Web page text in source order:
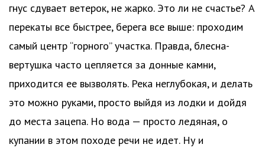
гнус сдувает ветерок, не жарко. Это ли не счастье? А
перекаты все быстрее, берега все выше: проходим
самый центр “горного” участка. Правда, блесна-
вертушка часто цепляется за донные камни,
приходится ее вызволять. Река неглубокая, и делать
это можно руками, просто выйдя из лодки и дойдя
до места зацепа. Но вода — просто ледяная, о
купании в этом походе речи не идет. Ну и